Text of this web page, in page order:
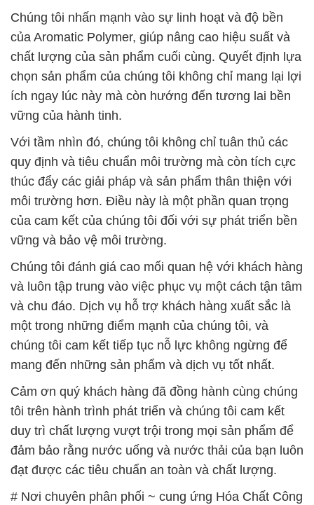
Chúng tôi nhấn mạnh vào sự linh hoạt và độ bền
của Aromatic Polymer, giúp nâng cao hiệu suất và
chất lượng của sản phẩm cuối cùng. Quyết định lựa
chọn sản phẩm của chúng tôi không chỉ mang lại lợi
ích ngay lúc này mà còn hướng đến tương lai bền
vững của hành tinh.
Với tầm nhìn đó, chúng tôi không chỉ tuân thủ các
quy định và tiêu chuẩn môi trường mà còn tích cực
thúc đẩy các giải pháp và sản phẩm thân thiện với
môi trường hơn. Điều này là một phần quan trọng
của cam kết của chúng tôi đối với sự phát triển bền
vững và bảo vệ môi trường.
Chúng tôi đánh giá cao mối quan hệ với khách hàng
và luôn tập trung vào việc phục vụ một cách tận tâm
và chu đáo. Dịch vụ hỗ trợ khách hàng xuất sắc là
một trong những điểm mạnh của chúng tôi, và
chúng tôi cam kết tiếp tục nỗ lực không ngừng để
mang đến những sản phẩm và dịch vụ tốt nhất.
Cảm ơn quý khách hàng đã đồng hành cùng chúng
tôi trên hành trình phát triển và chúng tôi cam kết
duy trì chất lượng vượt trội trong mọi sản phẩm để
đảm bảo rằng nước uống và nước thải của bạn luôn
đạt được các tiêu chuẩn an toàn và chất lượng.
# Nơi chuyên phân phối ~ cung ứng Hóa Chất Công